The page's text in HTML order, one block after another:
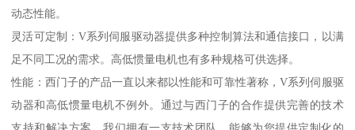
动态性能。
灵活可定制：V系列伺服驱动器提供多种控制算法和通信接口，以满
足不同工况的需求。高低惯量电机也有多种规格可供选择。
性能：西门子的产品一直以来都以性能和可靠性著称，V系列伺服驱
动器和高低惯量电机不例外。通过与西门子的合作提供完善的技术